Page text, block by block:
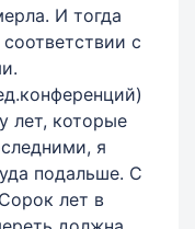
И тогда
с
лет, которые
я
подальше. С
лет в